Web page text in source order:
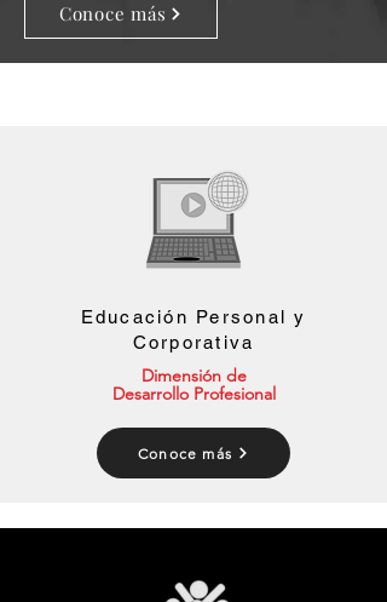
Conoce más
Educación Personal y
Corporativa
Dimensión de
Desarrollo Profesional
Conoce más